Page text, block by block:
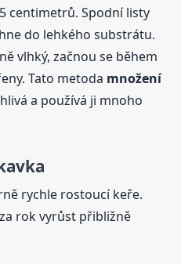
centimetrů. Spodní listy
do lehkého substrátu.
vlhký, začnou se během
Tato metoda množení
a používá ji mnoho
rychle rostoucí keře.
rok vyrůst přibližně